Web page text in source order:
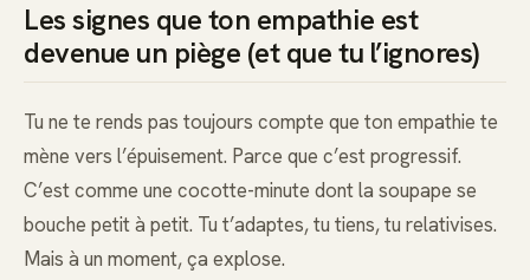
Les signes que ton empathie est
devenue un piège (et que tu l’ignores)
Tu ne te rends pas toujours compte que ton empathie te
mène vers l’épuisement. Parce que c’est progressif.
C’est comme une cocotte-minute dont la soupape se
bouche petit à petit. Tu t’adaptes, tu tiens, tu relativises.
Mais à un moment, ça explose.